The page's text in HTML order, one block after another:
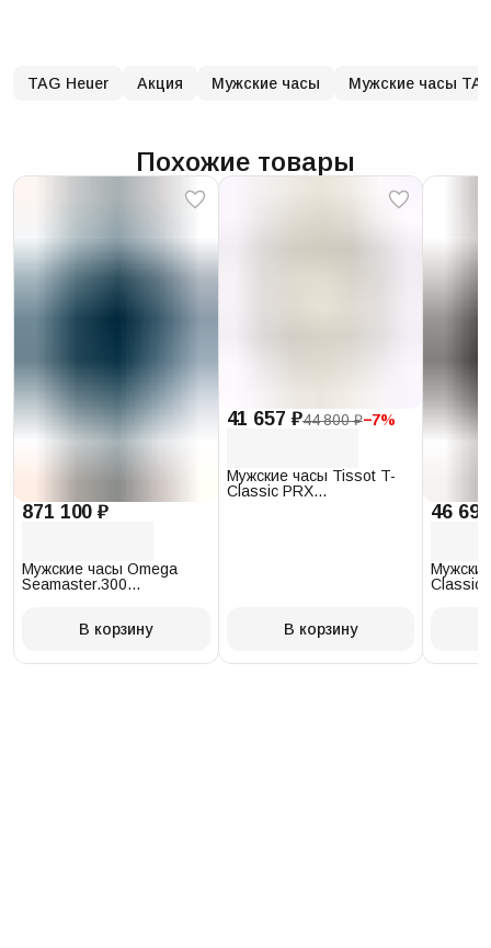
TAG Heuer Акция Мужские часы Мужские часы
Похожие товары
871 100 ₽
Мужские часы Omega
Seamaster.300
В корзину
41 657 ₽44 800 ₽−7%
Мужские часы Tissot T-
Classic PRX
В корзину
46
Classic